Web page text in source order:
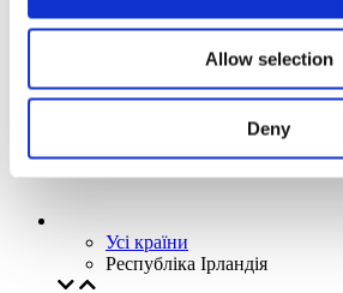
Allow selection
Deny
Усі країни
Республіка Ірландія